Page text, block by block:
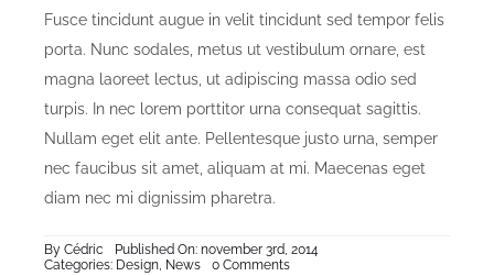
Fusce tincidunt augue in velit tincidunt sed tempor felis
porta. Nunc sodales, metus ut vestibulum ornare, est
magna laoreet lectus, ut adipiscing massa odio sed
turpis. In nec lorem porttitor urna consequat sagittis.
Nullam eget elit ante. Pellentesque justo urna, semper
nec faucibus sit amet, aliquam at mi. Maecenas eget
diam nec mi dignissim pharetra.
By Cédric
Published On: november 3rd, 2014
Categories: Design, News 0 Commentson